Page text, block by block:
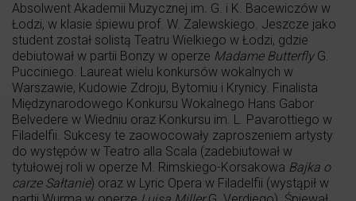
Absolwent Akademii Muzycznej im. G. i K. Bacewiczów w
Łodzi, w klasie śpiewu prof. W. Zalewskiego. Jeszcze jako
student został solistą Teatru Wielkiego w Łodzi, gdzie
debiutował w partii Bonzy w operze Madame ButterflyG.
Pucciniego. Laureat wielu konkursów wokalnych w
Warszawie, Kudowie Zdroju, Bytomiu i Krynicy. Finalista
Międzynarodowego Konkursu Wokalnego Hans Gabor
Belvedere w Wiedniu oraz Konkursu im. L. Pavarottiego w
Filadelfii. Sukcesy te zaowocowały zaproszeniem artysty
do występów w Teatro alla Scala (zadebiutował w
tytułowej roli w operze M. Rimskiego-Korsakowa Bajka o
carze Sałtanie) oraz w Lyric Opera w Filadelfii (wystąpił w